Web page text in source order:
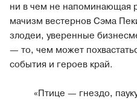
ни в чем не напоминающая
мачизм вестернов Сэма
злодеи, уверенные
— то, чем может
события и героев край.
«Птице — гнездо,